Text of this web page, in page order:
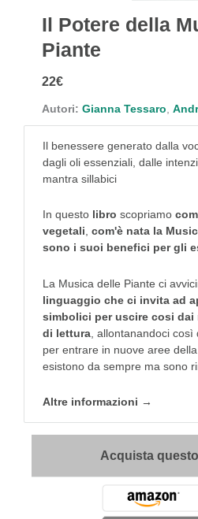
Il Potere della
Piante
22€
Autori: Gianna Tessaro
Il benessere generato dalla
dagli oli essenziali, dalle
mantra sillabici
In questo libro scopriamo
vegetali, com'è nata la
sono i suoi benefici per gli
La Musica delle Piante ci
linguaggio che ci invita ad
simbolici per uscire cosi
di lettura , allontanandoci
per entrare in nuove aree
esistono da sempre ma sono
Altre informazioni →
Acquista